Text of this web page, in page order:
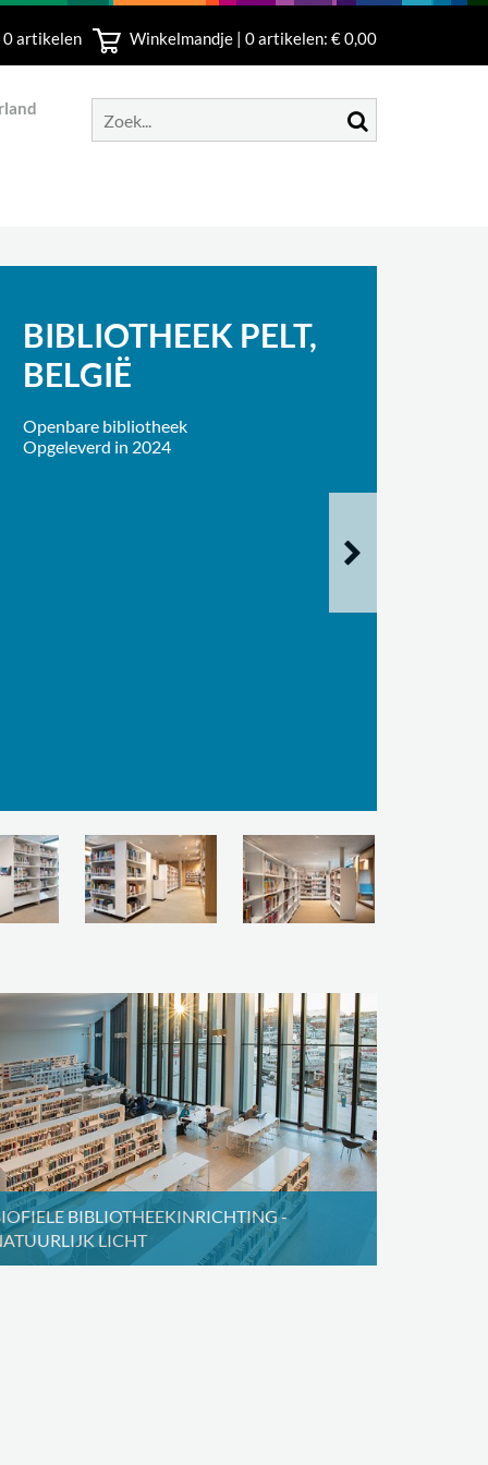
0 artikelen Winkelmandje | 0artikelen: € 0,00
BIBLIOTHEEK PELT,
BELGIË
Openbare bibliotheek
Opgeleverd in 2024
BIBLIOTHEEKINRICHTING -
LICHT